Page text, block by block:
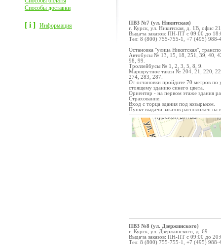
Способы доставки
[ i ] Информация
ПВЗ №7 (ул. Никитская)
г. Курск, ул. Никитская, д. 1В, офис
Выдача заказов: ПН-ПТ с 09:00 до
Тел: 8 (800) 755-755-1, +7 (495) 988-
Остановка "улица Никитская",
Автобусы № 13, 15, 18, 251, 39, 40,
98, 99.
Троллейбусы № 1, 2, 3, 5, 8, 9.
Маршрутное такси № 204, 21, 220,
274, 283, 287.
От остановки пройдите 70 метров по
стоящему зданию синего цвета.
Ориентир - на первом этаже здания
Страхование.
Вход с торца здания под козырьком.
Пункт выдачи заказов расположен
ПВЗ №8 (ул. Дзержинского)
г. Курск, ул. Дзержинского, д. 69
Выдача заказов: ПН-ПТ с 09:00 до
Тел: 8 (800) 755-755-1, +7 (495)